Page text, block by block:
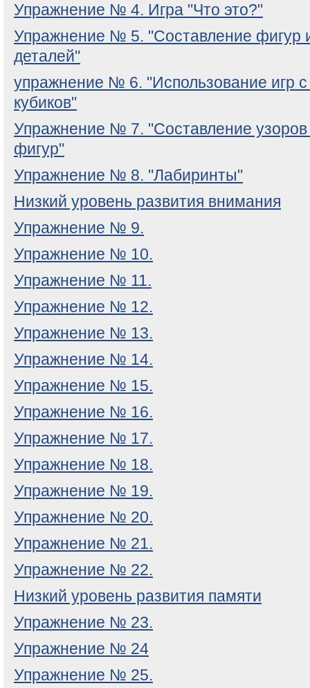
Упражнение № 4. Игра "Что это?"
Упражнение № 5. "Составление фигур
деталей"
упражнение № 6. "Использование игр
кубиков"
Упражнение № 7. "Составление узоров
фигур"
Упражнение № 8. "Лабиринты"
Низкий уровень развития внимания
Упражнение № 9.
Упражнение № 10.
Упражнение № 11.
Упражнение № 12.
Упражнение № 13.
Упражнение № 14.
Упражнение № 15.
Упражнение № 16.
Упражнение № 17.
Упражнение № 18.
Упражнение № 19.
Упражнение № 20.
Упражнение № 21.
Упражнение № 22.
Низкий уровень развития памяти
Упражнение № 23.
Упражнение № 24
Упражнение № 25.